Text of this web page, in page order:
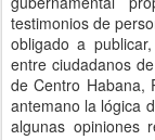
testimonios de
obligado a
entre ciudadanos
de Centro Habana,
antemano la lógica
algunas opiniones